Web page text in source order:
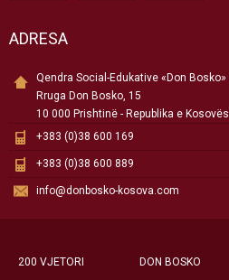
ADRESA
Qendra Social-Edukative «Don Bosko»
Rruga Don Bosko, 15
10 000 Prishtinë - Republika e Kosovës
+383 (0)38 600 169
+383 (0)38 600 889
info@donbosko-kosova.com
200 VJETORI DON BOSKO